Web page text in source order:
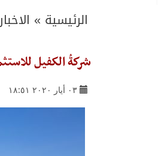
الرئيسية » الاخبار
شركةُ الكفيل للاستثمارات
٠٣ أيار ٢٠٢٠ ١٨:٥١